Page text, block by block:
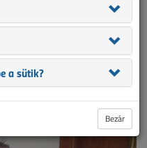
cikkei
3 4 5 6
7
utolsó
a sütik?
Bezár